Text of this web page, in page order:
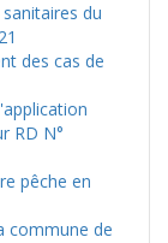
du
des cas de
RD N°
pêche en
commune de